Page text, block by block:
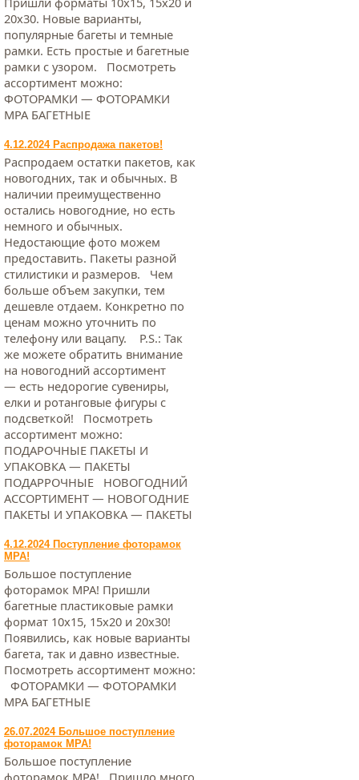
20х30. Новые варианты,
популярные багеты и темные
рамки. Есть простые и багетные
рамки с узором. Посмотреть
ассортимент можно:
ФОТОРАМКИ — ФОТОРАМКИ
МРА БАГЕТНЫЕ
4.12.2024 Распродажа пакетов!
Распродаем остатки пакетов, как
новогодних, так и обычных. В
наличии преимущественно
остались новогодние, но есть
немного и обычных.
Недостающие фото можем
предоставить. Пакеты разной
стилистики и размеров. Чем
больше объем закупки, тем
дешевле отдаем. Конкретно по
ценам можно уточнить по
телефону или вацапу. Р.S.: Так
же можете обратить внимание
на новогодний ассортимент
— есть недорогие сувениры,
елки и ротанговые фигуры с
подсветкой! Посмотреть
ассортимент можно:
ПОДАРОЧНЫЕ ПАКЕТЫ И
УПАКОВКА — ПАКЕТЫ
ПОДАРРОЧНЫЕ НОВОГОДНИЙ
АССОРТИМЕНТ — НОВОГОДНИЕ
ПАКЕТЫ И УПАКОВКА — ПАКЕТЫ
4.12.2024 Поступление фоторамок
МРА!
Большое поступление
фоторамок МРА! Пришли
багетные пластиковые рамки
формат 10х15, 15х20 и 20х30!
Появились, как новые варианты
багета, так и давно известные.
Посмотреть ассортимент можно:
ФОТОРАМКИ — ФОТОРАМКИ
МРА БАГЕТНЫЕ
26.07.2024 Большое поступление
фоторамок МРА!
Большое поступление
фоторамок МРА! Пришло много